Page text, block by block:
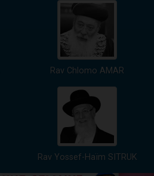
Rav Chlomo AMAR
Rav Yossef-Haïm SITRUK